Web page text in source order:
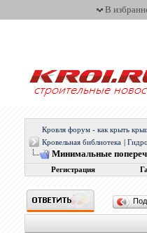
В
Кровля форум - как крыть
Кровельная библиотека
Минимальные
Регистрация